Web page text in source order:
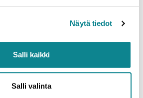
Näytä tiedot
Salli kaikki
Salli valinta